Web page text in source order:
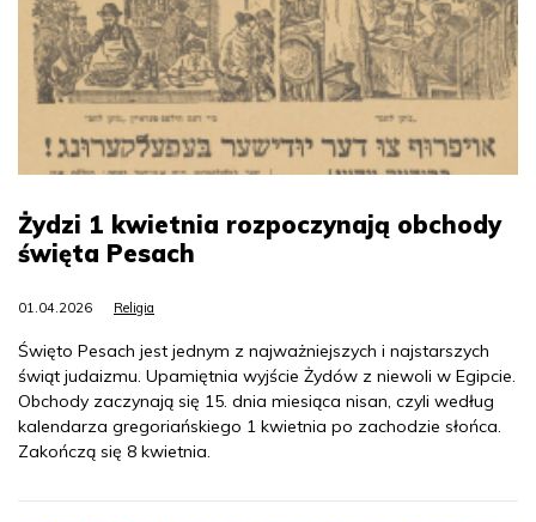
Żydzi 1 kwietnia rozpoczynają obchody
święta Pesach
01.04.2026 Religia
Święto Pesach jest jednym z najważniejszych i najstarszych
świąt judaizmu. Upamiętnia wyjście Żydów z niewoli w Egipcie.
Obchody zaczynają się 15. dnia miesiąca nisan, czyli według
kalendarza gregoriańskiego 1 kwietnia po zachodzie słońca.
Zakończą się 8 kwietnia.